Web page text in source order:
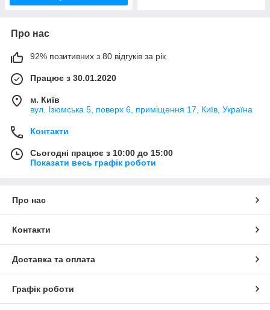
Про нас
92% позитивних з 80 відгуків за рік
Працює з 30.01.2020
м. Київ
вул. Ізюмська 5, поверх 6, приміщення 17, Київ, Україна
Контакти
Сьогодні працює з 10:00 до 15:00
Показати весь графік роботи
Про нас
Контакти
Доставка та оплата
Графік роботи